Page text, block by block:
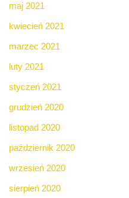
maj 2021
kwiecień 2021
marzec 2021
luty 2021
styczeń 2021
grudzień 2020
listopad 2020
październik 2020
wrzesień 2020
sierpień 2020